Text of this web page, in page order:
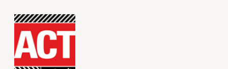
contenu